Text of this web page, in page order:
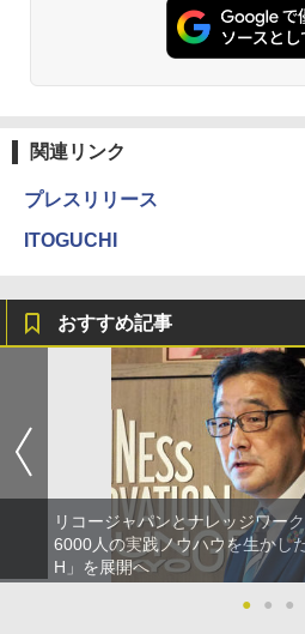
関連リンク
プレスリリース
ITOGUCHI
おすすめ記事
リコージャパンとナレッジワー
6000人の実践ノウハウを生かし
H」を展開へ
●
● ●